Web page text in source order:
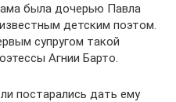
была дочерью Павла
детским поэтом.
супругом такой
Агнии Барто.
постарались дать ему